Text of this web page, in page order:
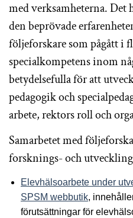
med verksamheterna. Det
den beprövade
följeforskare som pågått i
specialkompetens inom
betydelsefulla för att
pedagogik och
arbete, rektors roll och
Samarbetet med
forsknings- och
Elevhälsoarbete under
SPSM webbutik,
förutsättningar för